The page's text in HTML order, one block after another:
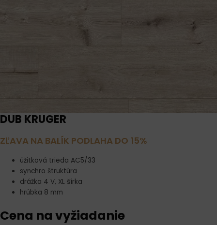
DUB KRUGER
ZĽAVA NA BALÍK PODLAHA DO 15%
úžitková trieda AC5/33
synchro štruktúra
drážka 4 V, XL šírka
hrúbka 8 mm
Cena na vyžiadanie